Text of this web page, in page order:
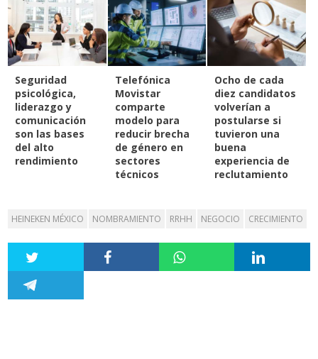
Seguridad
psicológica,
liderazgo y
comunicación
son las bases
del alto
rendimiento
Telefónica
Movistar
comparte
modelo para
reducir brecha
de género en
sectores
técnicos
Ocho de cada
diez candidatos
volverían a
postularse si
tuvieron una
buena
experiencia de
reclutamiento
HEINEKEN MÉXICO NOMBRAMIENTO RRHH NEGOCIO CRECIMIENTO